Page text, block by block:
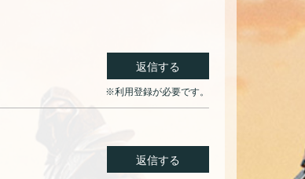
返信する
※利用登録が必要です。
返信する